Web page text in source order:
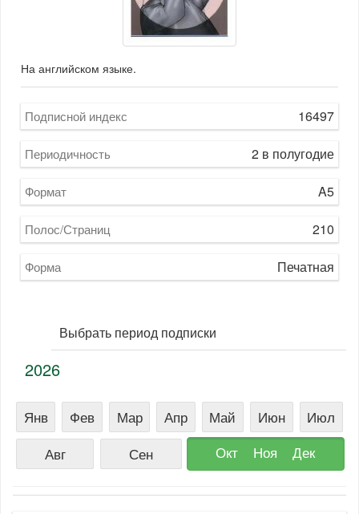
На английском языке.
Подписной индекс 16497
Периодичность 2 в полугодие
Формат A5
Полос/Страниц 210
Форма Печатная
Выбрать период подписки
2026
Янв Фев Мар Апр Май Июн
Июл
Авг
Сен Окт Ноя Дек